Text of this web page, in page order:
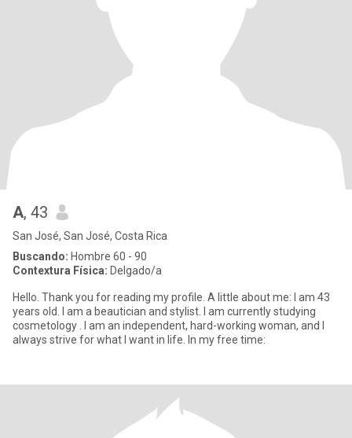
A, 43
San José, San José, Costa Rica
Buscando: Hombre 60 - 90
Contextura Física: Delgado/a
Hello. Thank you for reading my profile. A little about me: I am 43
years old. I am a beautician and stylist. I am currently studying
cosmetology . I am an independent, hard-working woman, and I
always strive for what I want in life. In my free time: